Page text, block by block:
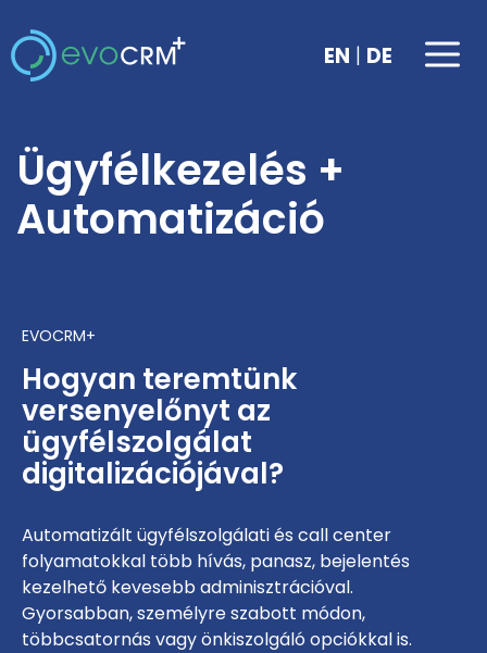
tartalomba
EN | DE
Ügyfélkezelés +
Automatizáció
EVOCRM+
Hogyan teremtünk
versenyelőnyt az
ügyfélszolgálat
digitalizációjával?
Automatizált ügyfélszolgálati és call center
folyamatokkal több hívás, panasz, bejelentés
kezelhető kevesebb adminisztrációval.
Gyorsabban, személyre szabott módon,
többcsatornás vagy önkiszolgáló opciókkal is.